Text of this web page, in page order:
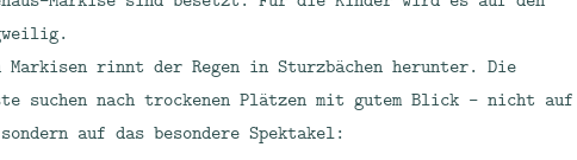
Markisen rinnt der Regen in Sturzbächen herunter. Die
suchen nach trockenen Plätzen mit gutem Blick – nicht auf
auf das besondere Spektakel: